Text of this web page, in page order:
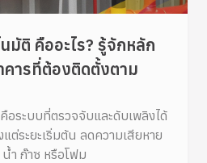
มัติ คืออะไร? รู้จักหลัก
คารที่ต้องติดตั้งตาม
อระบบที่ตรวจจับและดับเพลิงได้
ต่ระยะเริ่มต้น ลดความเสียหาย
น้ำ ก๊าซ หรือโฟม